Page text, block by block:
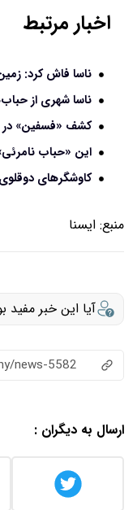
اخبار مرتبط
ناسا فاش کرد:
ناسا شهری از
کشف «فسفین»
این «حباب
کاوشگرهای
منبع: ايسنا
آیا این خبر مفید
news-5582
ارسال به دیگران :